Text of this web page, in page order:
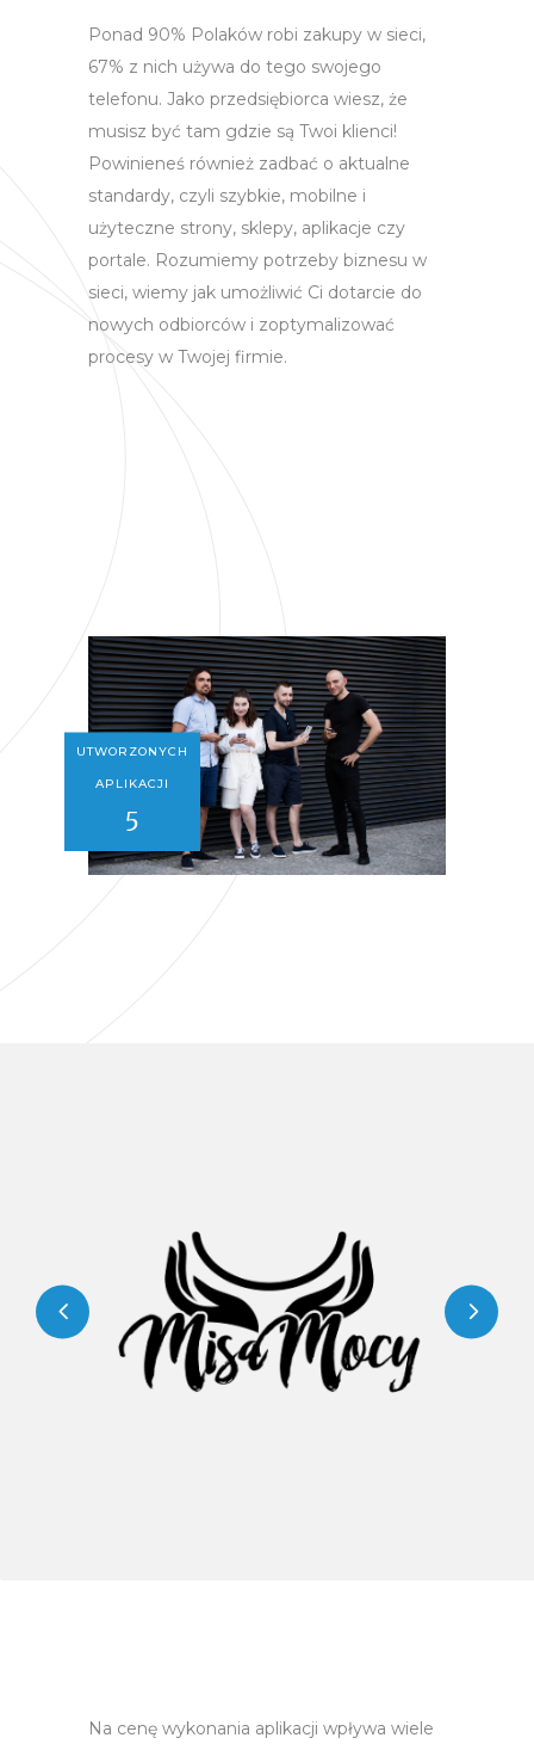
Ponad 90% Polaków robi zakupy w sieci,
67% z nich używa do tego swojego
telefonu. Jako przedsiębiorca wiesz, że
musisz być tam gdzie są Twoi klienci!
Powinieneś również zadbać o aktualne
standardy, czyli szybkie, mobilne i
użyteczne strony, sklepy, aplikacje czy
portale. Rozumiemy potrzeby biznesu w
sieci, wiemy jak umożliwić Ci dotarcie do
nowych odbiorców i zoptymalizować
procesy w Twojej firmie.
UTWORZONYCH
APLIKACJI
5
Na cenę wykonania aplikacji wpływa wiele